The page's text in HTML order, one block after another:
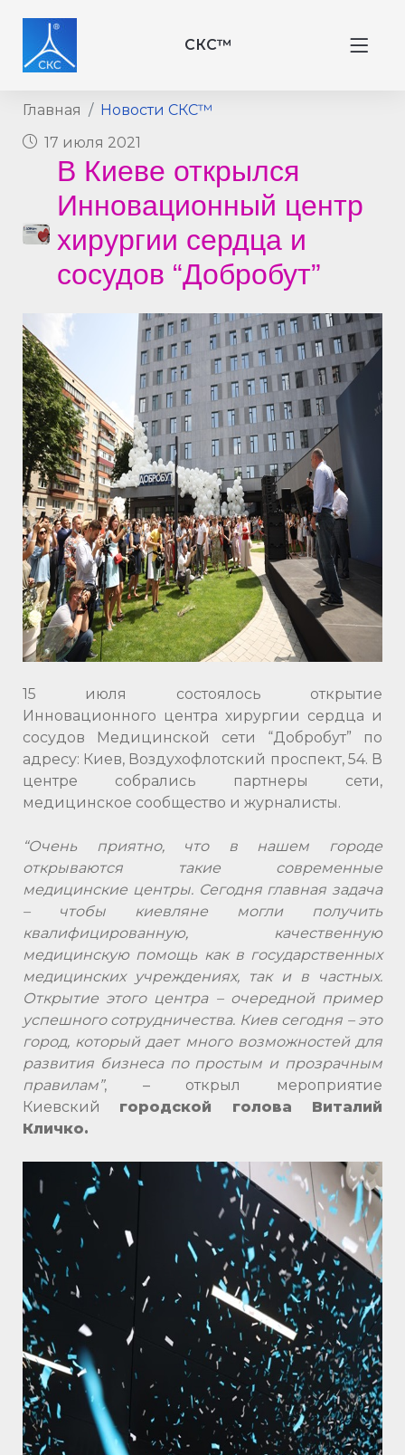
СКС™
Главная
Новости СКС™
17 июля 2021
В Киеве открылся
Инновационный центр
хирургии сердца и
сосудов “Добробут”
15 июля состоялось открытие
Инновационного центра хирургии сердца и
сосудов Медицинской сети “Добробут” по
адресу: Киев, Воздухофлотский проспект, 54. В
центре собрались партнеры сети,
медицинское сообщество и журналисты.
“Очень приятно, что в нашем городе
открываются такие современные
медицинские центры. Сегодня главная задача
– чтобы киевляне могли получить
квалифицированную, качественную
медицинскую помощь как в государственных
медицинских учреждениях, так и в частных.
Открытие этого центра – очередной пример
успешного сотрудничества. Киев сегодня – это
город, который дает много возможностей для
развития бизнеса по простым и прозрачным
правилам”, – открыл мероприятие
Киевский городской голова Виталий
Кличко.